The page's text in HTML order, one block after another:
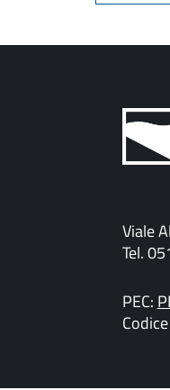
Viale
Tel.
PEC: